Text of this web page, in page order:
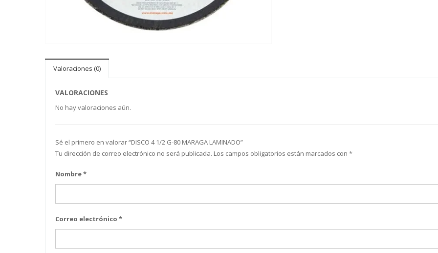
Valoraciones (0)
VALORACIONES
No hay valoraciones aún.
Sé el primero en valorar “DISCO 4 1/2 G-80 MARAGA LAMINADO”
Tu dirección de correo electrónico no será publicada. Los campos obligatorios están marcados con *
Nombre*
Correo electrónico *